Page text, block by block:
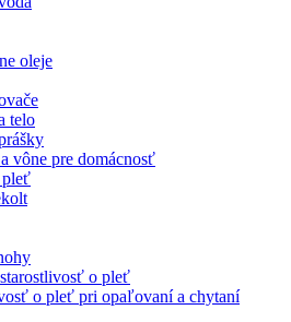
oleje
telo
vône pre domácnosť
pleť
starostlivosť o pleť
o pleť pri opaľovaní a chytaní